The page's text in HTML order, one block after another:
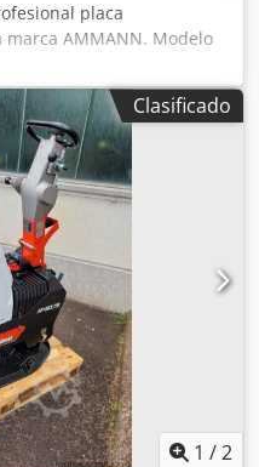
placa
AMMANN. Modelo
motor diésel HATZ de 5
trabajos profesionales de
carreteras, así como para
lechos de arena y
robusta
visual acorde con las
técnicos: •
2920 • Año de
• Tipo de motor:
190 kg • Arranque
Aplicaciones: •
Sifyopfx Adteck •
viales •
de arena • Excavaciones y
usada, completa. Motor
valorada.
Clasificado
1 /2